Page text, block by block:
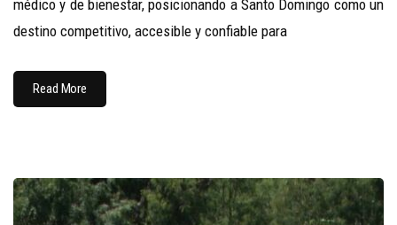
médico y de bienestar, posicionando a Santo Domingo como un
destino competitivo, accesible y confiable para
Read More